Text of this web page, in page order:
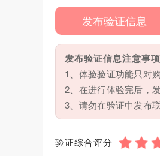
发布验证信息
发布验证信息注意事项
1、体验验证功能只对
2、在进行体验完后，
3、请勿在验证中发布
验证综合评分